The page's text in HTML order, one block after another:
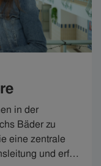
in der
Bäder zu
eine zentrale
und erfüllt